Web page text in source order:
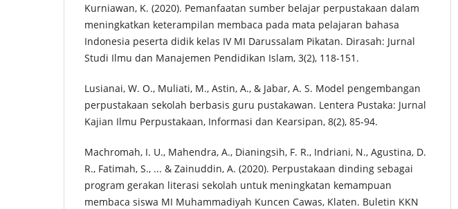
Kurniawan, K. (2020). Pemanfaatan sumber belajar perpustakaan dalam
meningkatkan keterampilan membaca pada mata pelajaran bahasa
Indonesia peserta didik kelas IV MI Darussalam Pikatan. Dirasah: Jurnal
Studi Ilmu dan Manajemen Pendidikan Islam, 3(2), 118-151.
Lusianai, W. O., Muliati, M., Astin, A., & Jabar, A. S. Model pengembangan
perpustakaan sekolah berbasis guru pustakawan. Lentera Pustaka: Jurnal
Kajian Ilmu Perpustakaan, Informasi dan Kearsipan, 8(2), 85-94.
Machromah, I. U., Mahendra, A., Dianingsih, F. R., Indriani, N., Agustina, D.
R., Fatimah, S., ... & Zainuddin, A. (2020). Perpustakaan dinding sebagai
program gerakan literasi sekolah untuk meningkatan kemampuan
membaca siswa MI Muhammadiyah Kuncen Cawas, Klaten. Buletin KKN